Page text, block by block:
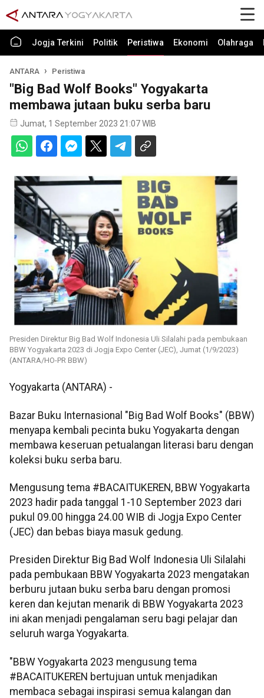
Jogja Terkini Politik Peristiwa Ekonomi Olahraga
ANTARA Peristiwa
"Big Bad Wolf Books" Yogyakarta
membawa jutaan buku serba baru
Jumat, 1 September 2023 21:07 WIB
Presiden Direktur Big Bad Wolf Indonesia Uli Silalahi pada pembukaan
BBW Yogyakarta 2023 di Jogja Expo Center (JEC), Jumat (1/9/2023)
(ANTARA/HO-PR BBW)
Yogyakarta (ANTARA) -
Bazar Buku Internasional "Big Bad Wolf Books" (BBW)
menyapa kembali pecinta buku Yogyakarta dengan
membawa keseruan petualangan literasi baru dengan
koleksi buku serba baru.
Mengusung tema #BACAITUKEREN, BBW Yogyakarta
2023 hadir pada tanggal 1-10 September 2023 dari
pukul 09.00 hingga 24.00 WIB di Jogja Expo Center
(JEC) dan bebas biaya masuk gedung.
Presiden Direktur Big Bad Wolf Indonesia Uli Silalahi
pada pembukaan BBW Yogyakarta 2023 mengatakan
berburu jutaan buku serba baru dengan promosi
keren dan kejutan menarik di BBW Yogyakarta 2023
ini akan menjadi pengalaman seru bagi pelajar dan
seluruh warga Yogyakarta.
"BBW Yogyakarta 2023 mengusung tema
#BACAITUKEREN bertujuan untuk menjadikan
membaca sebagai inspirasi semua kalangan dan